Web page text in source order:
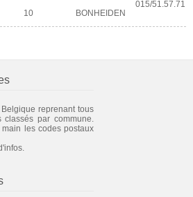
10
BONHEIDEN
015/51.57.71
reprenant tous
par commune.
les codes postaux